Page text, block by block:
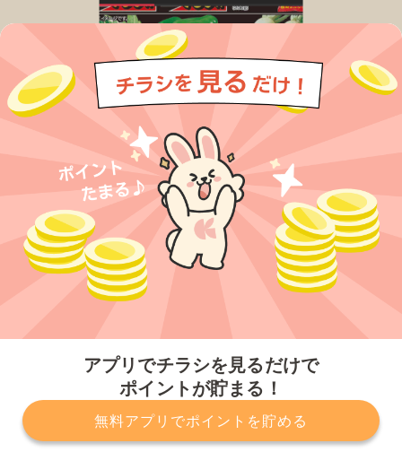
アプリでチラシを見るだけで
ポイントが貯まる！
無料アプリでポイントを貯める
プライバシーポリシー 利用規約
運営会社